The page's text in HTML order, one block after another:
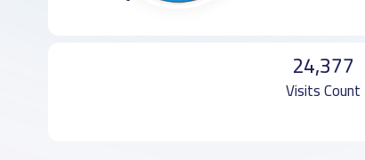
24,377
Visits Count